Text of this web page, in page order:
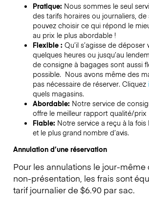
Pratique: Nous sommes le seul
des tarifs horaires ou journaliers,
pouvez choisir ce qui répond le
au prix le plus abordable !
Flexible : Qu’il s’agisse de
quelques heures ou jusqu’au
de consigne à bagages sont aussi
possible. Nous avons même des
pas nécessaire de réserver. Cliquez
quels magasins.
Abordable: Notre service de
offre le meilleur rapport qualité/prix
Fiable: Notre service a reçu à la fois
et le plus grand nombre d’avis.
Annulation d’une réservation
Pour les annulations le jour-même
non-présentation, les frais sont
tarif journalier de $6.90 par sac.